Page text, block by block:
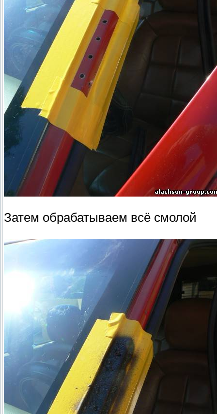
Затем обрабатываем всё смолой